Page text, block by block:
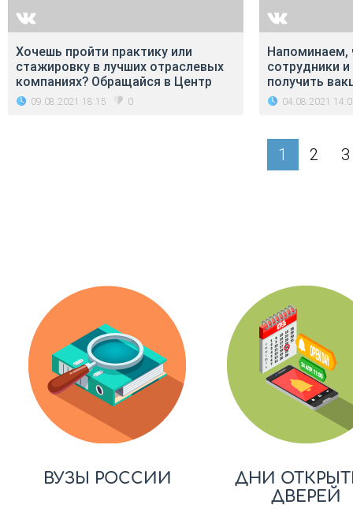
Хочешь пройти практику или
стажировку в лучших отраслевых
компаниях? Обращайся в Центр
09.08.2021 18:15 0
сотрудники
получить
04.08.2021
1 2 3
ВУЗЫ РОССИИ
ДНИ
ДВЕРЕЙ